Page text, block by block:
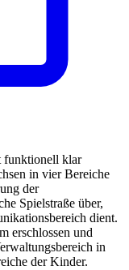
funktionell klar
in vier Bereiche
der
Spielstraße über,
dient.
erschlossen und
in
der Kinder.